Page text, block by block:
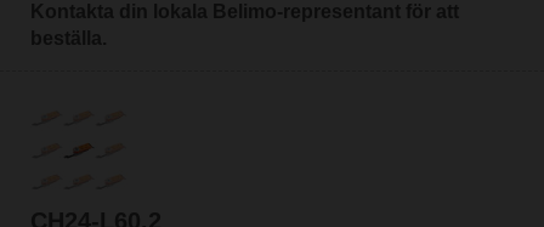
Kontakta din lokala Belimo-representant för att
beställa.
CH24-L60.2